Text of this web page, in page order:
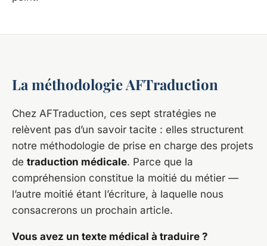
La méthodologie AFTraduction
Chez AFTraduction, ces sept stratégies ne
relèvent pas d’un savoir tacite : elles structurent
notre méthodologie de prise en charge des projets
de traduction médicale. Parce que la
compréhension constitue la moitié du métier —
l’autre moitié étant l’écriture, à laquelle nous
consacrerons un prochain article.
Vous avez un texte médical à traduire ?